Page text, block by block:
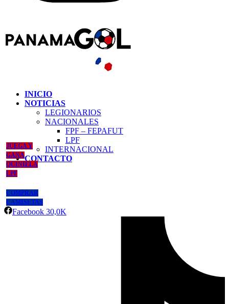
INICIO
NOTICIAS
LEGIONARIOS
NACIONALES
FPF – FEPAFUT
LPF
INTERNACIONAL
CONTACTO
JUEGA Y
GANA
QUINIELA
LPF
COMPRAR
CAMISETAS
Facebook 30,0K